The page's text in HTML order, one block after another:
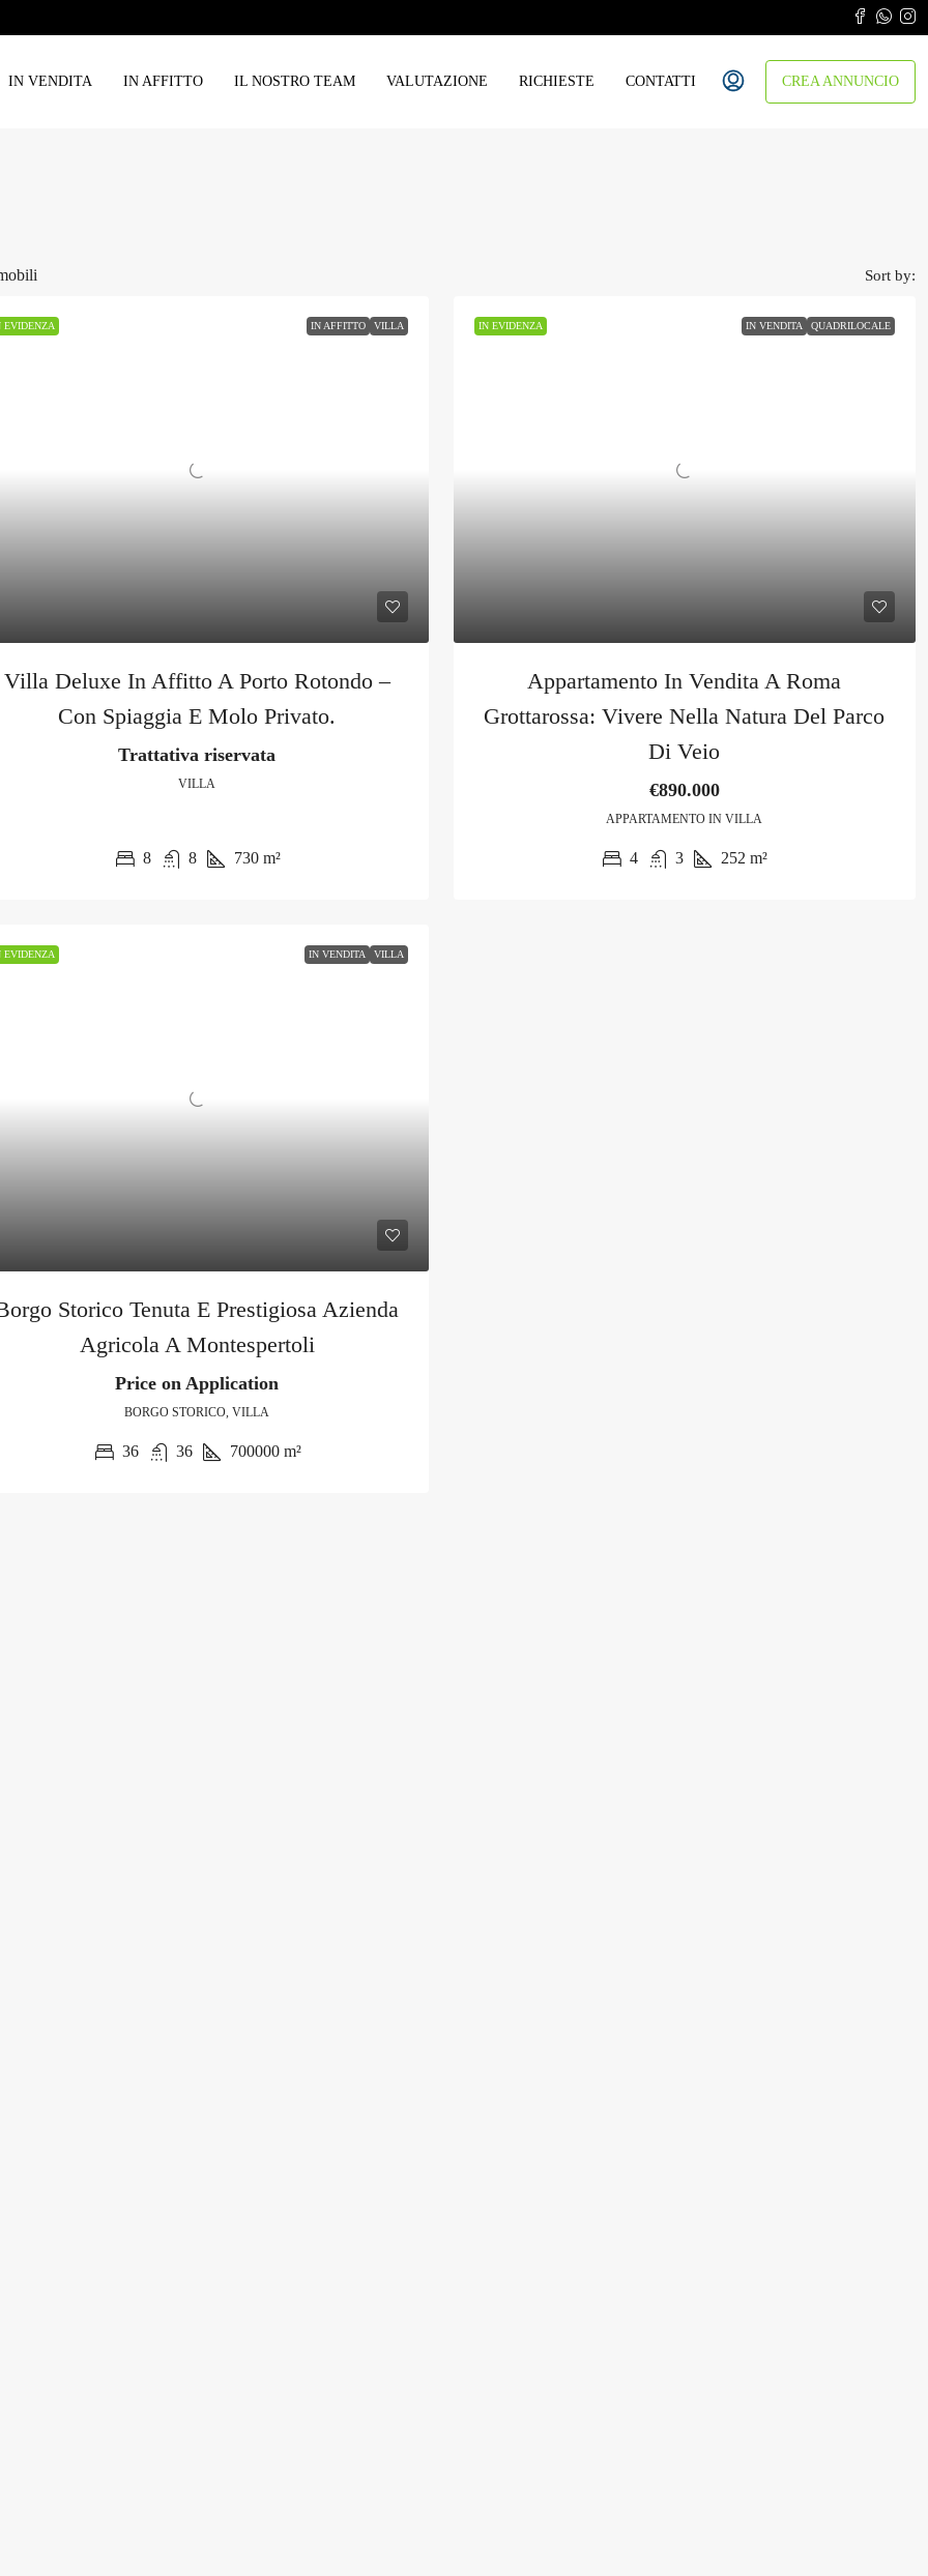
IN VENDITA IN AFFITTO IL NOSTRO TEAM VALUTAZIONE RICHIESTE CONTATTI CREA ANNUNCIO
Sort by:
EVIDENZA IN AFFITTO VILLA
Villa Deluxe In Affitto A Porto Rotondo –
Con Spiaggia E Molo Privato.
Trattativa riservata
VILLA
8 8 730 m²
IN EVIDENZA IN VENDITA QUADRILOCALE
Appartamento In Vendita A Roma
Grottarossa: Vivere Nella Natura Del Parco
Di Veio
€890.000
APPARTAMENTO IN VILLA
4 3 252 m²
EVIDENZA IN VENDITA VILLA
Storico Tenuta E Prestigiosa Azienda
Agricola A Montespertoli
Price on Application
BORGO STORICO, VILLA
36 36 700000 m²